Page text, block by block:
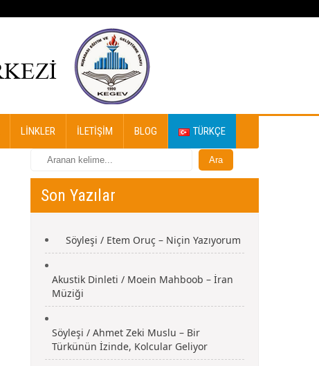
LINKLER İLETIŞIM BLOG TÜRKÇE
Son Yazılar
Söyleşi / Etem Oruç – Niçin Yazıyorum
Akustik Dinleti / Moein Mahboob – İran
Müziği
Söyleşi / Ahmet Zeki Muslu – Bir
Türkünün İzinde, Kolcular Geliyor